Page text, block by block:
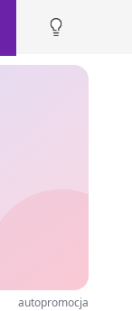
autopromocja